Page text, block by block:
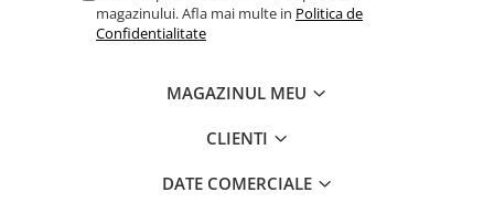
magazinului. Afla mai multe in Politica de
Confidentialitate
MAGAZINUL MEU
CLIENTI
DATE COMERCIALE